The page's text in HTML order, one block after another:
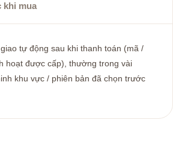
khi mua
tự động sau khi thanh toán (mã /
hoạt được cấp), thường trong vài
khu vực / phiên bản đã chọn trước